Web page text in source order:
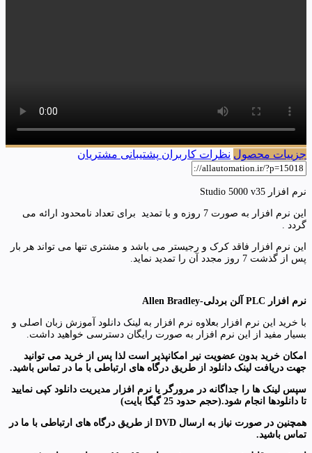
جزییات محصول نظرات کاربران پشتیبانی مشتریان
نرم افزار Studio 5000 v35
این نرم افزار به صورت 7 روزه و با تمدید برای تعداد نامحدود ارائه می
گردد .
این نرم افزار فاقد کرک و رجیستر می باشد و مشتری تنها می تواند هر بار
پس از گذشت 7 روز مجدد آن را تمدید نماید.
نرم افزار PLC آلن بردلی-Allen Bradley
با خرید این نرم افزار بعلاوه نرم افزار به لینک دانلود آموزش زبان اصلی و
بسیار مفید از این نرم افزار به صورت رایگان دسترسی خواهید داشت.
امکان خرید بدون عضویت نیر امکانپذیر است لذا پس از خرید می توانید
جهت دریافت لینک دانلود از طریق درگاه های ارتباطی با ما در تماس باشید.
سپس لینک ها را جداگانه در مرورگر یا نرم افزار مدیریت دانلود کپی نمایید
تا دانلودها انجام شود.(حجم حدود 25 گیگا بایت)
همچنین در صورت نیاز به ارسال
از طریق درگاه های ارتباطی با ما در
تماس باشید.